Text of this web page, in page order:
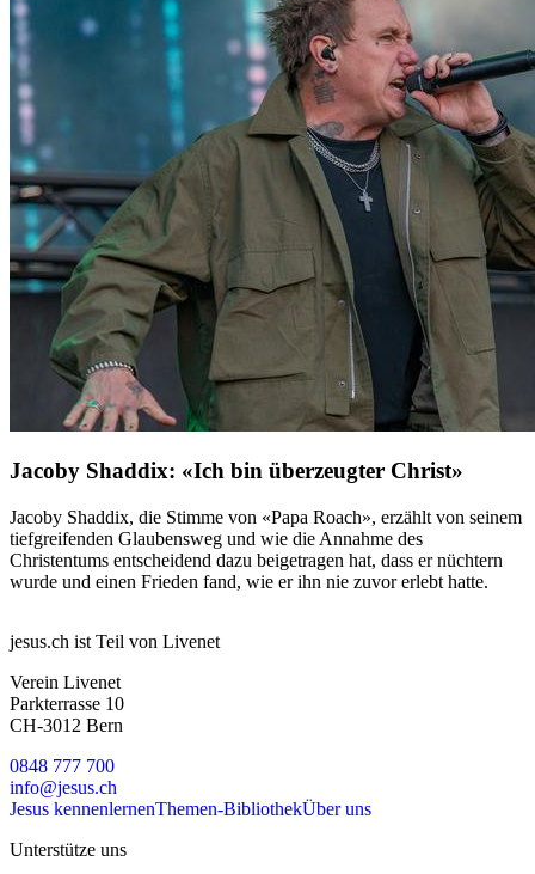
Jacoby Shaddix: «Ich bin überzeugter Christ»
Jacoby Shaddix, die Stimme von «Papa Roach», erzählt von seinem
tiefgreifenden Glaubensweg und wie die Annahme des
Christentums entscheidend dazu beigetragen hat, dass er nüchtern
wurde und einen Frieden fand, wie er ihn nie zuvor erlebt hatte.
jesus.ch ist Teil von Livenet
Verein Livenet
Parkterrasse 10
CH-3012 Bern
0848 777 700
info@jesus.ch
Jesus kennenlernenThemen-BibliothekÜber uns
Unterstütze uns